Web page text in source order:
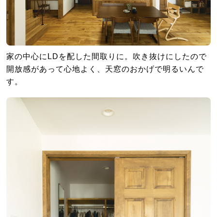
家の中心にLDを配した間取りに。吹き抜けにしたので
開放感があって心地よく、天窓のおかげで明るいんで
す。